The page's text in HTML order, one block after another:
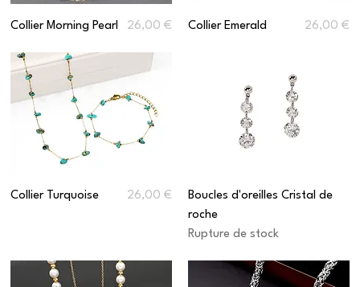
Collier Morning Pearl Prix
26,00 € Collier Emerald Prix
26,00 €
Collier Turquoise Prix
26,00 €
Boucles d'oreilles Cristal de
roche
Rupture de stock